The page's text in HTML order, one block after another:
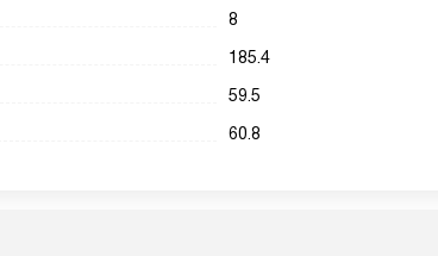
8
185.4
59.5
60.8